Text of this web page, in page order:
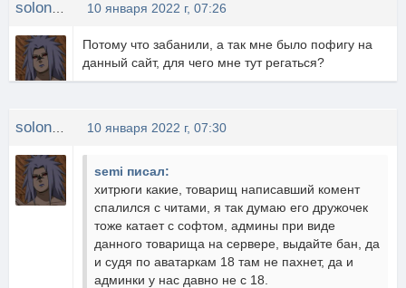
10 января 2022 г, 07:26
Потому что забанили, а так мне было пофигу на
данный сайт, для чего мне тут регаться?
10 января 2022 г, 07:30
semi писал:
хитрюги какие, товарищ написавший комент
спалился с читами, я так думаю его дружочек
тоже катает с софтом, админы при виде
данного товарища на сервере, выдайте бан, да
и судя по аватаркам 18 там не пахнет, да и
админки у нас давно не с 18.